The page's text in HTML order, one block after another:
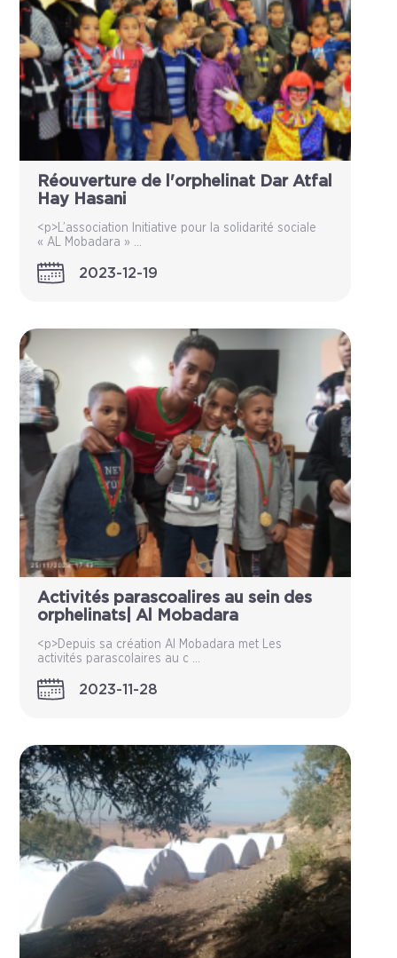
Réouverture de l'orphelinat Dar Atfal
Hay Hasani
<p>L’association Initiative pour la solidarité sociale
« AL Mobadara » ...
2023-12-19
Activités parascoalires au sein des
orphelinats| Al Mobadara
<p>Depuis sa création Al Mobadara met Les
activités parascolaires au c ...
2023-11-28